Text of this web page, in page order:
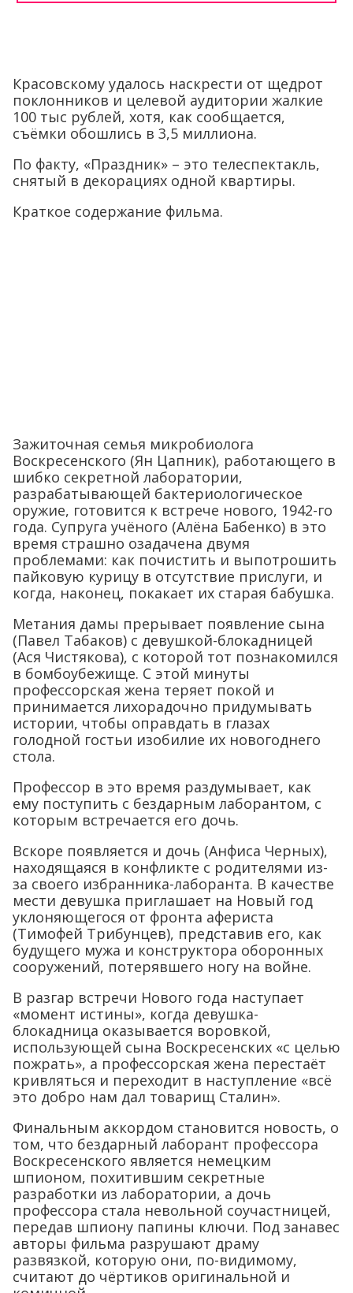
Красовскому удалось наскрести от щедрот
поклонников и целевой аудитории жалкие
100 тыс рублей, хотя, как сообщается,
съёмки обошлись в 3,5 миллиона.
По факту, «Праздник» – это телеспектакль,
снятый в декорациях одной квартиры.
Краткое содержание фильма.
Зажиточная семья микробиолога
Воскресенского (Ян Цапник), работающего в
шибко секретной лаборатории,
разрабатывающей бактериологическое
оружие, готовится к встрече нового, 1942-го
года. Супруга учёного (Алёна Бабенко) в это
время страшно озадачена двумя
проблемами: как почистить и выпотрошить
пайковую курицу в отсутствие прислуги, и
когда, наконец, покакает их старая бабушка.
Метания дамы прерывает появление сына
(Павел Табаков) с девушкой-блокадницей
(Ася Чистякова), с которой тот познакомился
в бомбоубежище. С этой минуты
профессорская жена теряет покой и
принимается лихорадочно придумывать
истории, чтобы оправдать в глазах
голодной гостьи изобилие их новогоднего
стола.
Профессор в это время раздумывает, как
ему поступить с бездарным лаборантом, с
которым встречается его дочь.
Вскоре появляется и дочь (Анфиса Черных),
находящаяся в конфликте с родителями из-
за своего избранника-лаборанта. В качестве
мести девушка приглашает на Новый год
уклоняющегося от фронта афериста
(Тимофей Трибунцев), представив его, как
будущего мужа и конструктора оборонных
сооружений, потерявшего ногу на войне.
В разгар встречи Нового года наступает
«момент истины», когда девушка-
блокадница оказывается воровкой,
использующей сына Воскресенских «с целью
пожрать», а профессорская жена перестаёт
кривляться и переходит в наступление «всё
это добро нам дал товарищ Сталин».
Финальным аккордом становится новость, о
том, что бездарный лаборант профессора
Воскресенского является немецким
шпионом, похитившим секретные
разработки из лаборатории, а дочь
профессора стала невольной соучастницей,
передав шпиону папины ключи. Под занавес
авторы фильма разрушают драму
развязкой, которую они, по-видимому,
считают до чёртиков оригинальной и